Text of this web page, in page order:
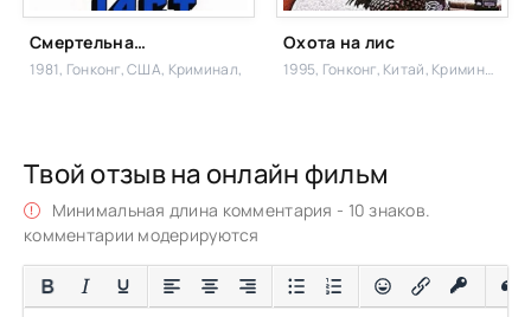
Смертельная охота
1981, Гонконг, США, Криминал,
Охота на лис
1995, Гонконг, Китай, Криминал, Боевик
Твой отзыв на онлайн фильм
Минимальная длина комментария - 10 знаков.
комментарии модерируются